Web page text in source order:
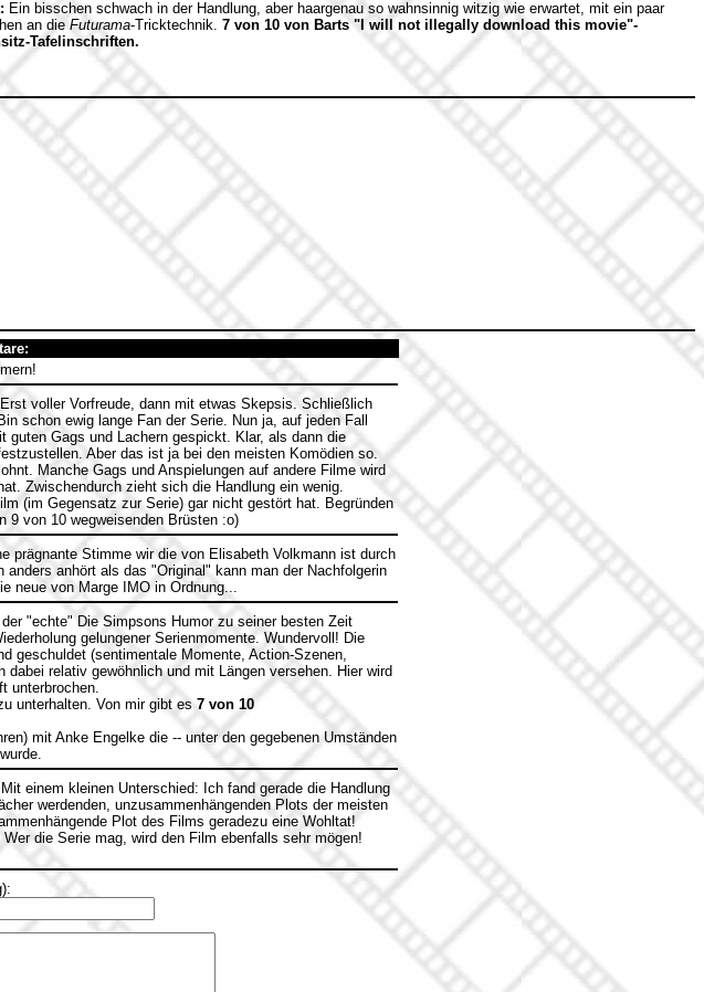
Ein bisschen schwach in der Handlung, aber haargenau so wahnsinnig witzig wie erwartet, mit ein paar
an die Futurama-Tricktechnik. 7 von 10 von Barts "I will not illegally download this movie"-
Tafelinschriften.
voller Vorfreude, dann mit etwas Skepsis. Schließlich
schon ewig lange Fan der Serie. Nun ja, auf jeden Fall
Gags und Lachern gespickt. Klar, als dann die
Aber das ist ja bei den meisten Komödien so.
Manche Gags und Anspielungen auf andere Filme wird
Zwischendurch zieht sich die Handlung ein wenig.
(im Gegensatz zur Serie) gar nicht gestört hat. Begründen
9 von 10 wegweisenden Brüsten :o)
prägnante Stimme wir die von Elisabeth Volkmann ist durch
anhört als das "Original" kann man der Nachfolgerin
neue von Marge IMO in Ordnung...
"echte" Die Simpsons Humor zu seiner besten Zeit
gelungener Serienmomente. Wundervoll! Die
geschuldet (sentimentale Momente, Action-Szenen,
relativ gewöhnlich und mit Längen versehen. Hier wird
unterbrochen.
unterhalten. Von mir gibt es 7 von 10
mit Anke Engelke die -- unter den gegebenen Umständen
einem kleinen Unterschied: Ich fand gerade die Handlung
werdenden, unzusammenhängenden Plots der meisten
Plot des Films geradezu eine Wohltat!
die Serie mag, wird den Film ebenfalls sehr mögen!